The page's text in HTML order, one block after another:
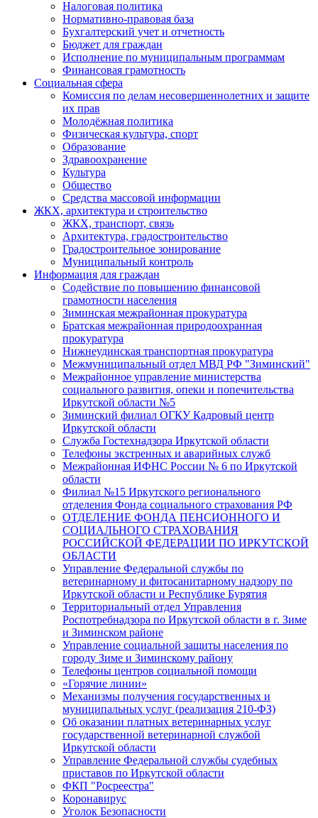
Налоговая политика
Нормативно-правовая база
Бухгалтерский учет и отчетность
Бюджет для граждан
Исполнение по муниципальным программам
Финансовая грамотность
Социальная сфера
Комиссия по делам несовершеннолетних и защите
их прав
Молодёжная политика
Физическая культура, спорт
Образование
Здравоохранение
Культура
Общество
Средства массовой информации
ЖКХ, архитектура и строительство
ЖКХ, транспорт, связь
Архитектура, градостроительство
Градостроительное зонирование
Муниципальный контроль
Информация для граждан
Содействие по повышению финансовой
грамотности населения
Зиминская межрайонная прокуратура
Братская межрайонная природоохранная
прокуратура
Нижнеудинская транспортная прокуратура
Межмуниципальный отдел МВД РФ "Зиминский"
Межрайонное управление министерства
социального развития, опеки и попечительства
Иркутской области №5
Зиминский филиал ОГКУ Кадровый центр
Иркутской области
Служба Гостехнадзора Иркутской области
Телефоны экстренных и аварийных служб
Межрайонная ИФНС России № 6 по Иркутской
области
Филиал №15 Иркутского регионального
отделения Фонда социального страхования РФ
ОТДЕЛЕНИЕ ФОНДА ПЕНСИОННОГО И
СОЦИАЛЬНОГО СТРАХОВАНИЯ
РОССИЙСКОЙ ФЕДЕРАЦИИ ПО ИРКУТСКОЙ
ОБЛАСТИ
Управление Федеральной службы по
ветеринарному и фитосанитарному надзору по
Иркутской области и Республике Бурятия
Территориальный отдел Управления
Роспотребнадзора по Иркутской области в г. Зиме
и Зиминском районе
Управление социальной защиты населения по
городу Зиме и Зиминскому району
Телефоны центров социальной помощи
«Горячие линии»
Механизмы получения государственных и
муниципальных услуг (реализация 210-ФЗ)
Об оказании платных ветеринарных услуг
государственной ветеринарной службой
Иркутской области
Управление Федеральной службы судебных
приставов по Иркутской области
ФКП "Росреестра"
Коронавирус
Уголок Безопасности